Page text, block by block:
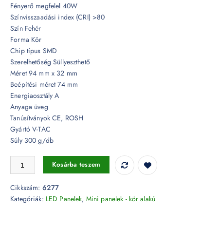
Fényerő megfelel 40W
Színvisszaadási index (CRI) >80
Szín Fehér
Forma Kör
Chip típus SMD
Szerelhetőség Süllyeszthető
Méret 94 mm x 32 mm
Beépítési méret 74 mm
Energiaosztály A
Anyaga üveg
Tanúsítványok CE, ROSH
Gyártó V-TAC
Súly 300 g/db
6W Kör Üveg Mini LED Panel 4000K - 6277 mennyiség
Kosárba teszem
Cikkszám: 6277
Kategóriák: LED Panelek, Mini panelek - kör alakú